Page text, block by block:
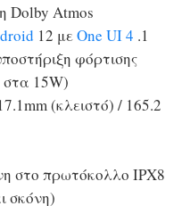
Dolby Atmos
12 μεOne UI 4 .1
φόρτισης
15W)
(κλειστό) / 165.2
στο πρωτόκολλο IPX8
σκόνη)